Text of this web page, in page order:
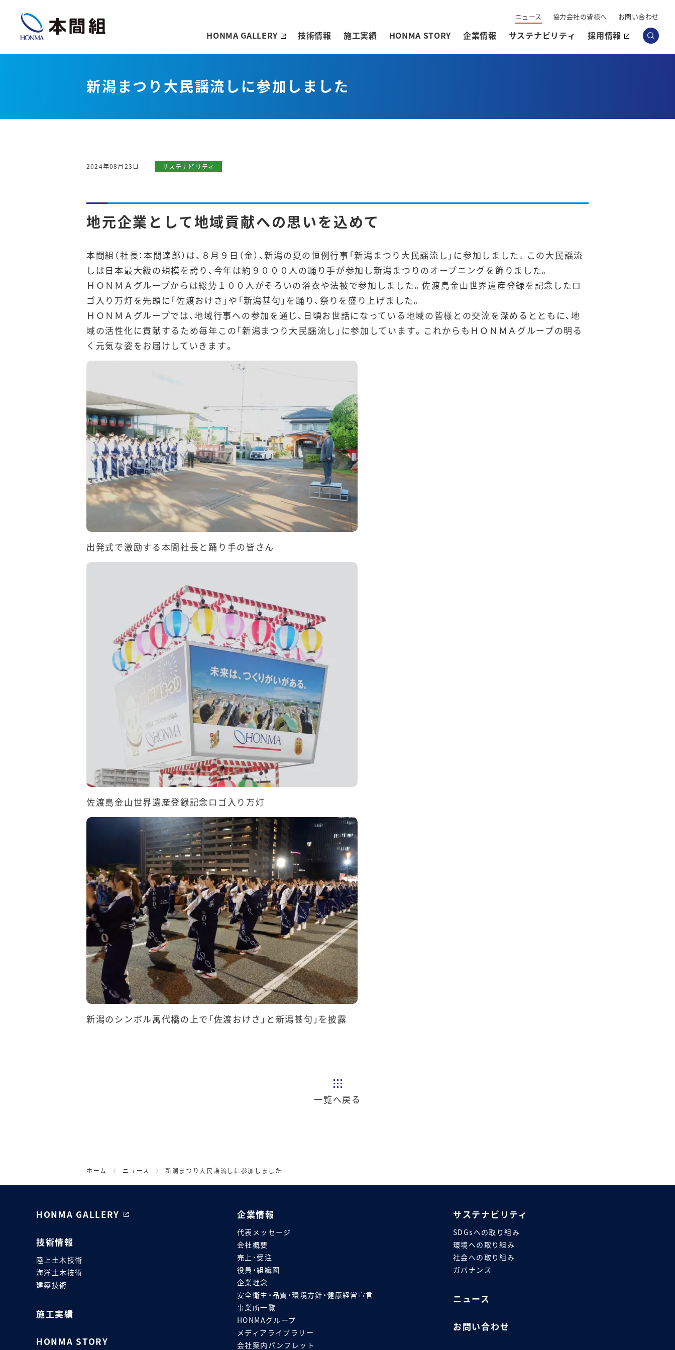
HONMA GALLERY 技術情報 施工実績 HONMA STORY 企業情報 サステナビリティ 採用情報
ニュース 協力会社の皆様へ お問い合わせ
新潟まつり大民謡流しに参加しました
2024年08月23日 サステナビリティ
地元企業として地域貢献への思いを込めて
本間組（社長：本間達郎）は、８月９日（金）、新潟の夏の恒例行事「新潟まつり大民謡流し」に参加しました。この大民謡流
しは日本最大級の規模を誇り、今年は約９０００人の踊り手が参加し新潟まつりのオープニングを飾りました。
ＨＯＮＭＡグループからは総勢１００人がそろいの浴衣や法被で参加しました。佐渡島金山世界遺産登録を記念したロ
ゴ入り万灯を先頭に「佐渡おけさ」や「新潟甚句」を踊り、祭りを盛り上げました。
ＨＯＮＭＡグループでは、地域行事への参加を通じ、日頃お世話になっている地域の皆様との交流を深めるとともに、地
域の活性化に貢献するため毎年この「新潟まつり大民謡流し」に参加しています。これからもＨＯＮＭＡグループの明る
く元気な姿をお届けしていきます。
出発式で激励する本間社長と踊り手の皆さん
佐渡島金山世界遺産登録記念ロゴ入り万灯
新潟のシンボル萬代橋の上で「佐渡おけさ」と新潟甚句」を披露
一覧へ戻る
ホーム ニュース 新潟まつり大民謡流しに参加しました
HONMA GALLERY
技術情報
陸上土木技術
海洋土木技術
建築技術
施工実績
HONMA STORY
企業情報
代表メッセージ
会社概要
売上・受注
役員・組織図
企業理念
安全衛生・品質・環境方針・健康経営宣言
事業所一覧
HONMAグループ
メディアライブラリー
会社案内パンフレット
サステナビリティ
SDGsへの取り組み
環境への取り組み
社会への取り組み
ガバナンス
ニュース
お問い合わせ